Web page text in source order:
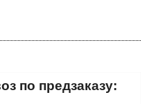
по предзаказу: